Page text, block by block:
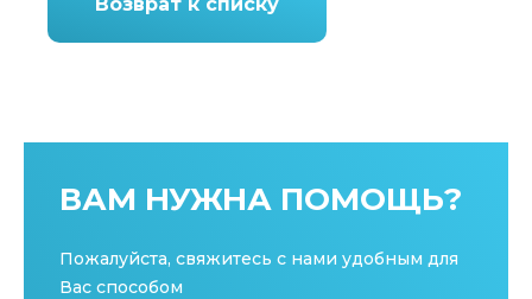
ВАМ НУЖНА ПОМОЩЬ?
Пожалуйста, свяжитесь с нами удобным для
Вас способом